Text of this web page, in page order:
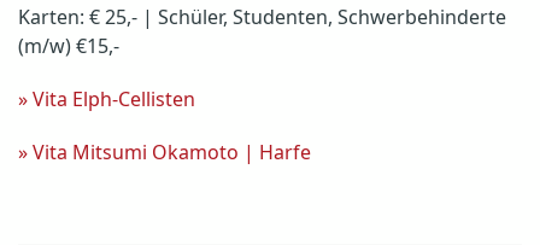
Karten: € 25,- | Schüler, Studenten, Schwerbehinderte
(m/w) €15,-
» Vita Elph-Cellisten
» Vita Mitsumi Okamoto | Harfe